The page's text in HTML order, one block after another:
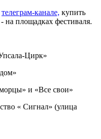
телеграм-канале, купить
на площадках фестиваля.
Цирк»
и «Все свои»
« Cигнал» (улица